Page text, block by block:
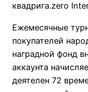
квадрига.zero
Ежемесячные
покупателей
наградной фонд
аккаунта
деятелен 72